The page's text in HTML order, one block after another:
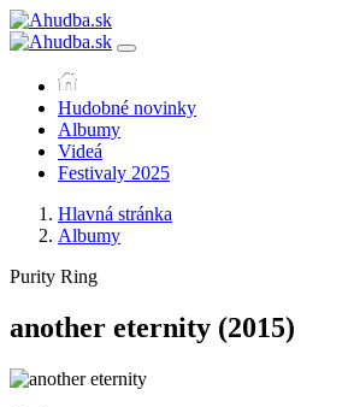
Hudobné novinky
Albumy
Videá
Festivaly 2025
Hlavná stránka
Albumy
Purity Ring
another eternity (2015)